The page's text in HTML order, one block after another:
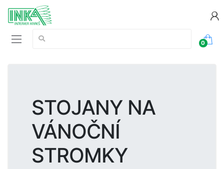
Vyhledávání:
0
STOJANY NA
VÁNOČNÍ
STROMKY